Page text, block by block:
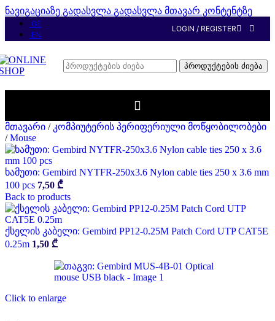
ნავიგაციაზე გადასვლა გადასვლა მთავარ კონტენტზე
GE
EN
LOGIN / REGISTER
პროდუქტების ძიება
მთავარი / კომპიუტერის პერიფერიული მოწყობილობები
/ Mouse
ხამუთი: Gembird NYTFR-250x3.6 Nylon cable ties 250 x 3.6 mm
100 pcs 7,50 ₾
Back to products
ქსელის კაბელი: Gembird PP12-0.25M Patch Cord UTP CAT5E
0.25m 1,50 ₾
Click to enlarge